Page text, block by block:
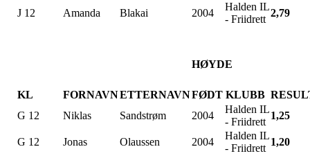
J 12 Amanda Blakai 2004
Halden IL
- Friidrett
2,79
HØYDE
KL FORNAVNETTERNAVNFØDT KLUBB
G 12
Niklas Sandstrøm 2004
Halden IL
- Friidrett
1,25
G 12 Jonas Olaussen 2004
Halden IL
- Friidrett
1,20